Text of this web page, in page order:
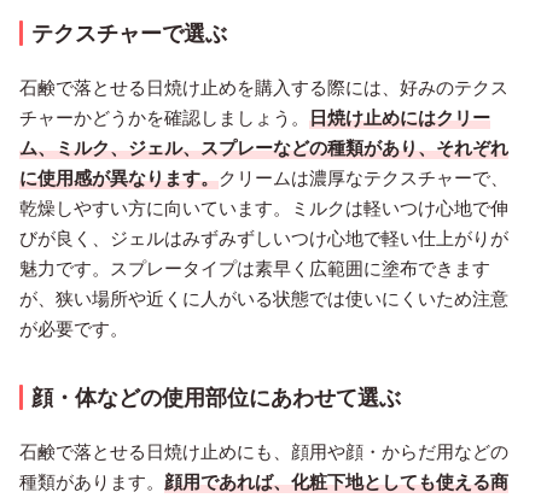
テクスチャーで選ぶ
石鹸で落とせる日焼け止めを購入する際には、好みのテクス
チャーかどうかを確認しましょう。 日焼け止めにはクリー
ム、ミルク、ジェル、スプレーなどの種類があり、それぞれ
に使用感が異なります。クリームは濃厚なテクスチャーで、
乾燥しやすい方に向いています。ミルクは軽いつけ心地で伸
びが良く、ジェルはみずみずしいつけ心地で軽い仕上がりが
魅力です。スプレータイプは素早く広範囲に塗布できます
が、狭い場所や近くに人がいる状態では使いにくいため注意
が必要です。
顔・体などの使用部位にあわせて選ぶ
石鹸で落とせる日焼け止めにも、顔用や顔・からだ用などの
種類があります。 顔用であれば、化粧下地としても使える商